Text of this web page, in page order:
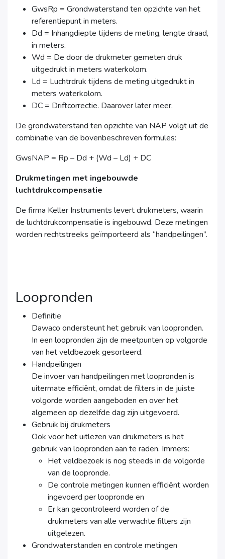
GwsRp = Grondwaterstand ten opzichte van het
referentiepunt in meters.
Dd = Inhangdiepte tijdens de meting, lengte draad,
in meters.
Wd = De door de drukmeter gemeten druk
uitgedrukt in meters waterkolom.
Ld = Luchtrdruk tijdens de meting uitgedrukt in
meters waterkolom.
DC = Driftcorrectie. Daarover later meer.
De grondwaterstand ten opzichte van NAP volgt uit de
combinatie van de bovenbeschreven formules:
GwsNAP = Rp – Dd + (Wd – Ld) + DC
Drukmetingen met ingebouwde
luchtdrukcompensatie
De firma Keller Instruments levert drukmeters, waarin
de luchtdrukcompensatie is ingebouwd. Deze metingen
worden rechtstreeks geïmporteerd als “handpeilingen”.
Loopronden
Definitie
Dawaco ondersteunt het gebruik van loopronden.
In een loopronden zijn de meetpunten op volgorde
van het veldbezoek gesorteerd.
Handpeilingen
De invoer van handpeilingen met loopronden is
uitermate efficiënt, omdat de filters in de juiste
volgorde worden aangeboden en over het
algemeen op dezelfde dag zijn uitgevoerd.
Gebruik bij drukmeters
Ook voor het uitlezen van drukmeters is het
gebruik van loopronden aan te raden. Immers:
Het veldbezoek is nog steeds in de volgorde
van de loopronde.
De controle metingen kunnen efficiënt worden
ingevoerd per loopronde en
Er kan gecontroleerd worden of de
drukmeters van alle verwachte filters zijn
uitgelezen.
Grondwaterstanden en controle metingen